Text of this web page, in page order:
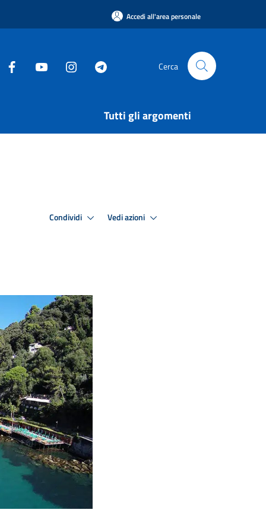
Accedi all'area personale
Cerca
Tutti gli argomenti
Condividi Vedi azioni